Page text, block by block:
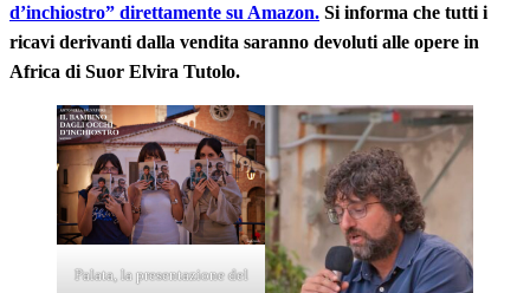
d’inchiostro” direttamente su Amazon. Si informa che tutti i
ricavi derivanti dalla vendita saranno devoluti alle opere in
Africa di Suor Elvira Tutolo.
Palata, la presentazione del